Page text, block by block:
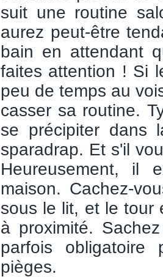
suit une routine
aurez peut-être
bain en attendant
faites attention ! Si
peu de temps au
casser sa routine.
se précipiter dans
sparadrap. Et s'il
Heureusement, il
maison. Cachez-
sous le lit, et le tour
à proximité.
parfois
pièges.